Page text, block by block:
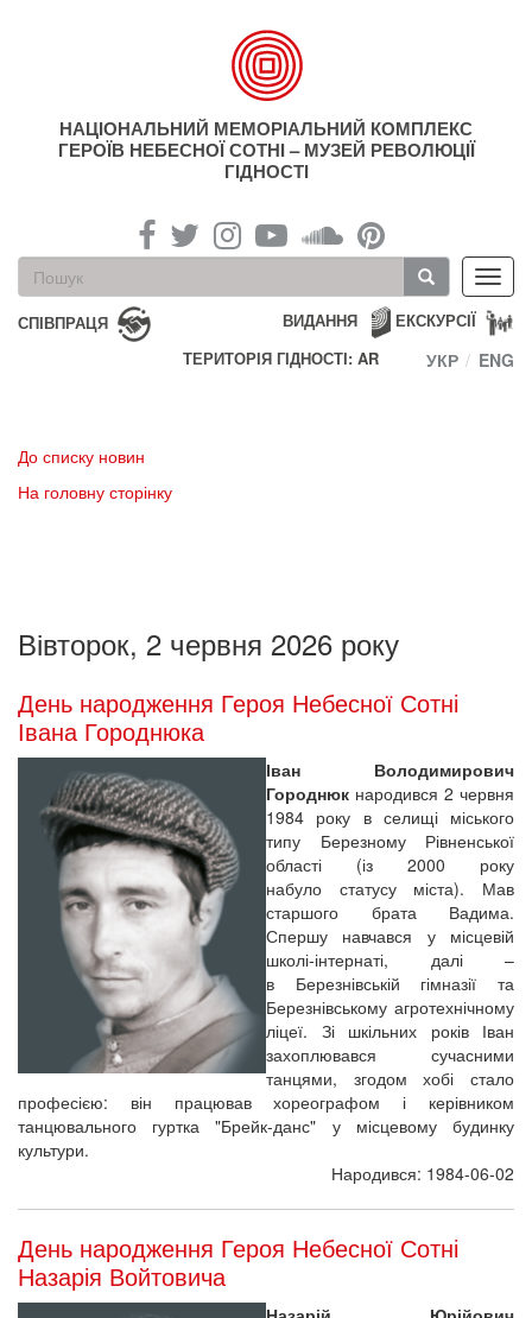
НАЦІОНАЛЬНИЙ МЕМОРІАЛЬНИЙ КОМПЛЕКС
ГЕРОЇВ НЕБЕСНОЇ СОТНІ – МУЗЕЙ РЕВОЛЮЦІЇ
ГІДНОСТІ
Пошукова
форма
Пошук
СПІВПРАЦЯ ЕКСКУРСІЇ
ВИДАННЯ
ТЕРИТОРІЯ ГІДНОСТІ: AR
УКР ENG
До списку новин
На головну сторінку
Вівторок, 2 червня 2026 року
День народження Героя Небесної Сотні
Івана Городнюка
Іван Володимирович
Городнюк народився 2 червня
1984 року в селищі міського
типу Березному Рівненської
області (із 2000 року
набуло статусу міста). Мав
старшого брата Вадима.
Спершу навчався у місцевій
школі-інтернаті, далі –
в Березнівській гімназії та
Березнівському агротехнічному
ліцеї. Зі шкільних років Іван
захоплювався сучасними
танцями, згодом хобі стало
професією: він працював хореографом і керівником
танцювального гуртка "Брейк-данс" у місцевому будинку
культури.
Народився: 1984-06-02
День народження Героя Небесної Сотні
Назарія Войтовича